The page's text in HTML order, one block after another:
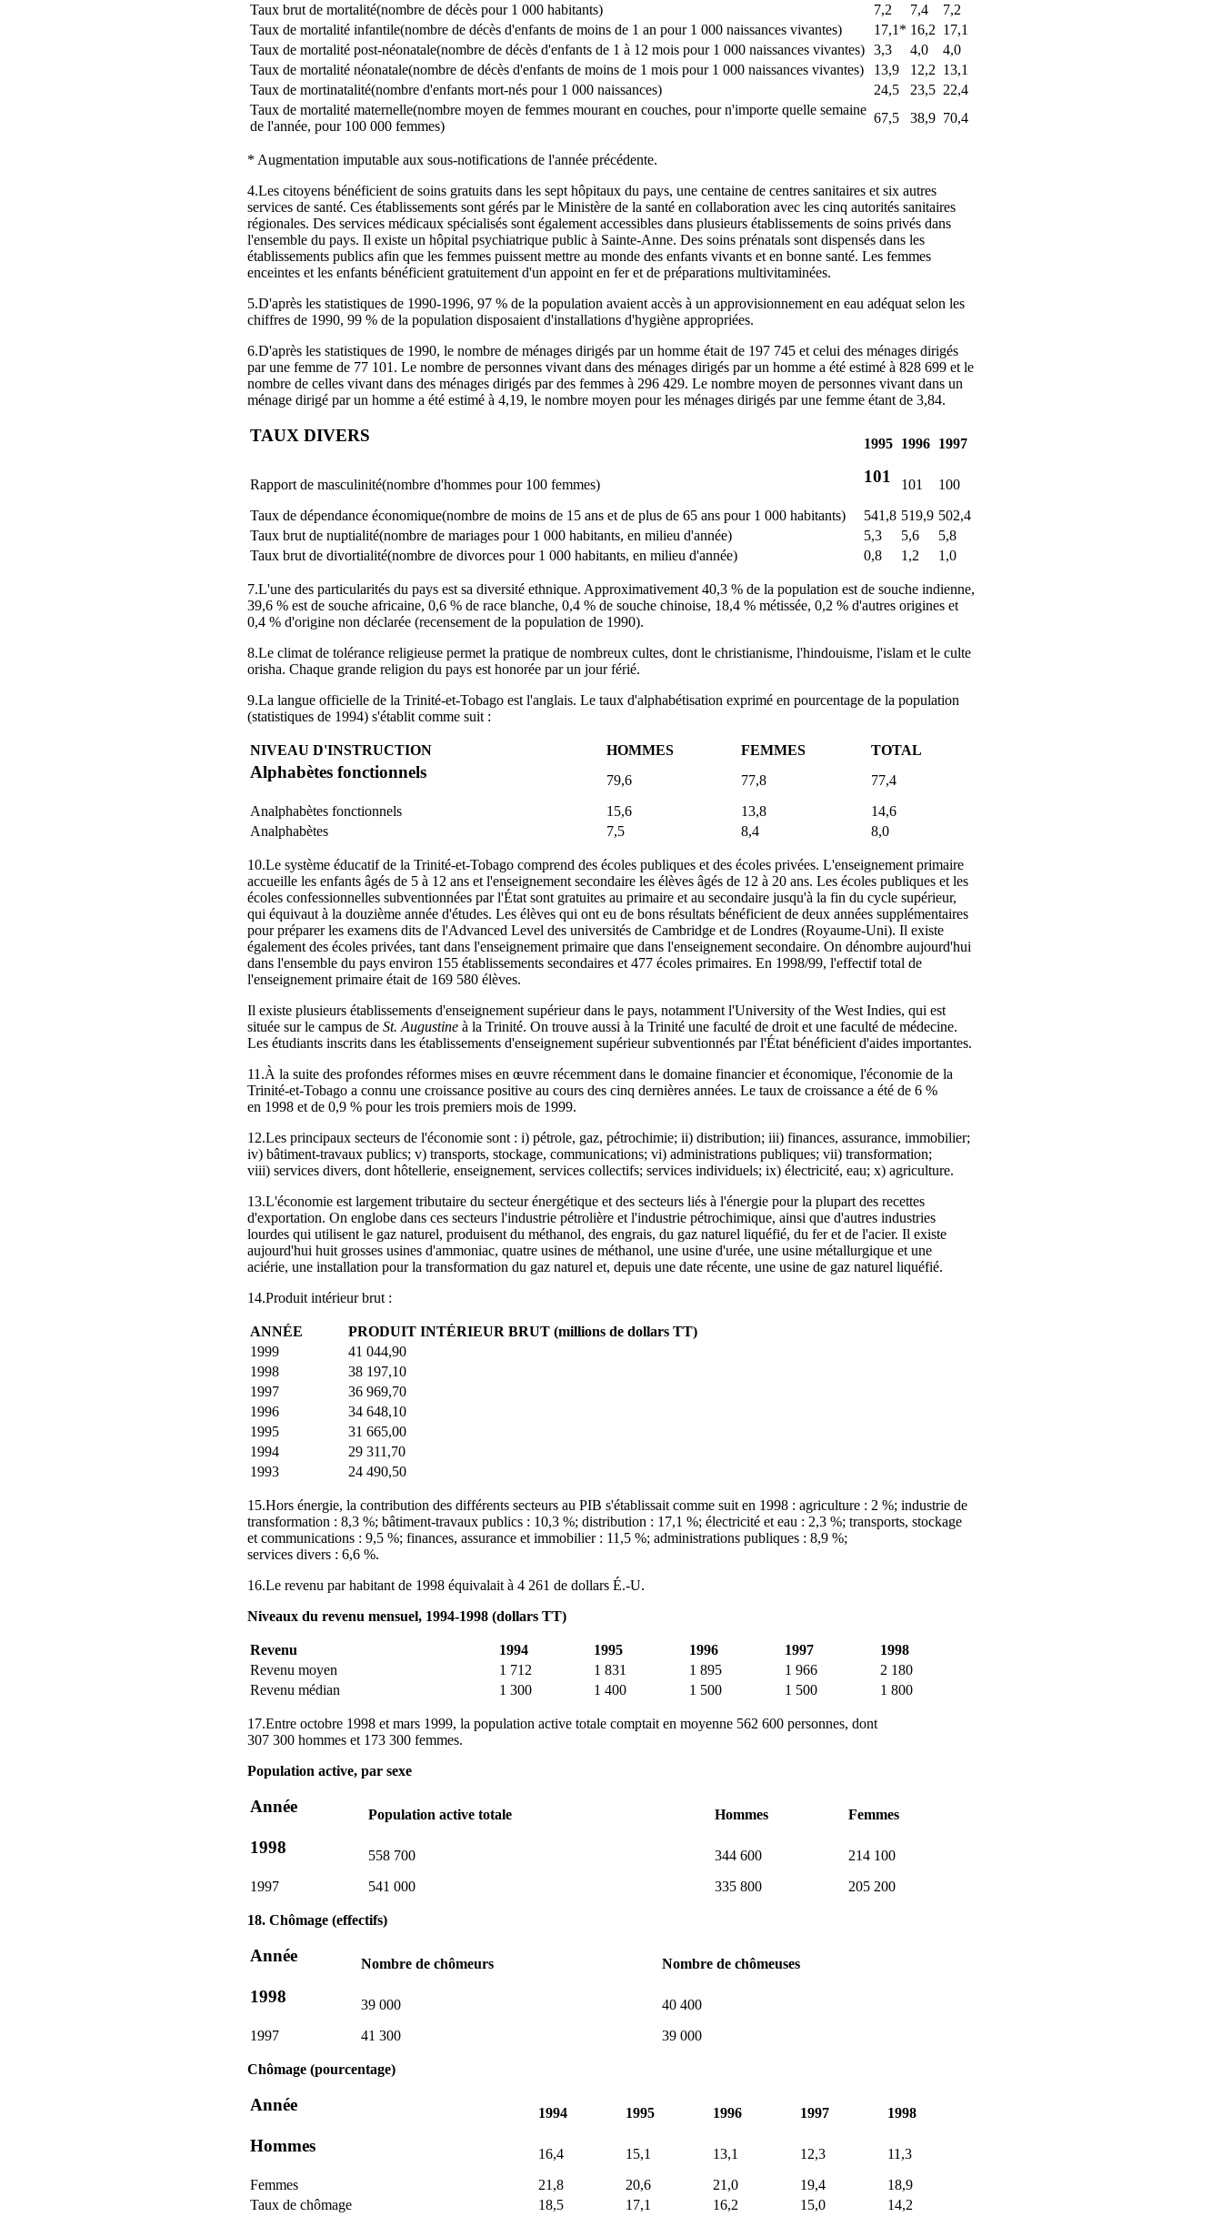
Taux brut de mortalité(nombre de décès pour 1 000 habitants)
7,2 7,4
7,2
Taux de mortalité infantile(nombre de décès d'enfants de moins de 1 an pour 1 000 naissances vivantes)
17,1* 16,2 17,1
Taux de mortalité post‑néonatale(nombre de décès d'enfants de 1 à 12 mois pour 1 000 naissances vivantes) 3,3 4,0
4,0
Taux de mortalité néonatale(nombre de décès d'enfants de moins de 1 mois pour 1 000 naissances vivantes)
13,9 12,2 13,1
Taux de mortinatalité(nombre d'enfants mort‑nés pour 1 000 naissances)
24,5 23,5 22,4
Taux de mortalité maternelle(nombre moyen de femmes mourant en couches, pour n'importe quelle semaine
de l'année, pour 100 000 femmes)
67,5 38,9 70,4
* Augmentation imputable aux sous‑notifications de l'année précédente.
4.Les citoyens bénéficient de soins gratuits dans les sept hôpitaux du pays, une centaine de centres sanitaires et six autres
services de santé. Ces établissements sont gérés par le Ministère de la santé en collaboration avec les cinq autorités sanitaires
régionales. Des services médicaux spécialisés sont également accessibles dans plusieurs établissements de soins privés dans
l'ensemble du pays. Il existe un hôpital psychiatrique public à Sainte‑Anne. Des soins prénatals sont dispensés dans les
établissements publics afin que les femmes puissent mettre au monde des enfants vivants et en bonne santé. Les femmes
enceintes et les enfants bénéficient gratuitement d'un appoint en fer et de préparations multivitaminées.
5.D'après les statistiques de 1990‑1996, 97 % de la population avaient accès à un approvisionnement en eau adéquat selon les
chiffres de 1990, 99 % de la population disposaient d'installations d'hygiène appropriées.
6.D'après les statistiques de 1990, le nombre de ménages dirigés par un homme était de 197 745 et celui des ménages dirigés
par une femme de 77 101. Le nombre de personnes vivant dans des ménages dirigés par un homme a été estimé à 828 699 et le
nombre de celles vivant dans des ménages dirigés par des femmes à 296 429. Le nombre moyen de personnes vivant dans un
ménage dirigé par un homme a été estimé à 4,19, le nombre moyen pour les ménages dirigés par une femme étant de 3,84.
TAUX DIVERS 1995 1996 1997
Rapport de masculinité(nombre d'hommes pour 100 femmes) 101 101
100
Taux de dépendance économique(nombre de moins de 15 ans et de plus de 65 ans pour 1 000 habitants)
541,8 519,9 502,4
Taux brut de nuptialité(nombre de mariages pour 1 000 habitants, en milieu d'année)
5,3 5,6
5,8
Taux brut de divortialité(nombre de divorces pour 1 000 habitants, en milieu d'année)
0,8 1,2 1,0
7.L'une des particularités du pays est sa diversité ethnique. Approximativement 40,3 % de la population est de souche indienne,
39,6 % est de souche africaine, 0,6 % de race blanche, 0,4 % de souche chinoise, 18,4 % métissée, 0,2 % d'autres origines et
0,4 % d'origine non déclarée (recensement de la population de 1990).
8.Le climat de tolérance religieuse permet la pratique de nombreux cultes, dont le christianisme, l'hindouisme, l'islam et le culte
orisha. Chaque grande religion du pays est honorée par un jour férié.
9.La langue officielle de la Trinité-et-Tobago est l'anglais. Le taux d'alphabétisation exprimé en pourcentage de la population
(statistiques de 1994) s'établit comme suit :
NIVEAU D'INSTRUCTION HOMMES FEMMES TOTAL
Alphabètes fonctionnels 79,6 77,8
77,4
Analphabètes fonctionnels
15,6 13,8
14,6
Analphabètes
7,5 8,4 8,0
10.Le système éducatif de la Trinité-et-Tobago comprend des écoles publiques et des écoles privées. L'enseignement primaire
accueille les enfants âgés de 5 à 12 ans et l'enseignement secondaire les élèves âgés de 12 à 20 ans. Les écoles publiques et les
écoles confessionnelles subventionnées par l'État sont gratuites au primaire et au secondaire jusqu'à la fin du cycle supérieur,
qui équivaut à la douzième année d'études. Les élèves qui ont eu de bons résultats bénéficient de deux années supplémentaires
pour préparer les examens dits de l'Advanced Level des universités de Cambridge et de Londres (Royaume-Uni). Il existe
également des écoles privées, tant dans l'enseignement primaire que dans l'enseignement secondaire. On dénombre aujourd'hui
dans l'ensemble du pays environ 155 établissements secondaires et 477 écoles primaires. En 1998/99, l'effectif total de
l'enseignement primaire était de 169 580 élèves.
Il existe plusieurs établissements d'enseignement supérieur dans le pays, notamment l'University of the West Indies, qui est
située sur le campus de St. Augustine à la Trinité. On trouve aussi à la Trinité une faculté de droit et une faculté de médecine.
Les étudiants inscrits dans les établissements d'enseignement supérieur subventionnés par l'État bénéficient d'aides importantes.
11.À la suite des profondes réformes mises en œuvre récemment dans le domaine financier et économique, l'économie de la
Trinité-et-Tobago a connu une croissance positive au cours des cinq dernières années. Le taux de croissance a été de 6 %
en 1998 et de 0,9 % pour les trois premiers mois de 1999.
12.Les principaux secteurs de l'économie sont : i) pétrole, gaz, pétrochimie; ii) distribution; iii) finances, assurance, immobilier;
iv) bâtiment-travaux publics; v) transports, stockage, communications; vi) administrations publiques; vii) transformation;
viii) services divers, dont hôtellerie, enseignement, services collectifs; services individuels; ix) électricité, eau; x) agriculture.
13.L'économie est largement tributaire du secteur énergétique et des secteurs liés à l'énergie pour la plupart des recettes
d'exportation. On englobe dans ces secteurs l'industrie pétrolière et l'industrie pétrochimique, ainsi que d'autres industries
lourdes qui utilisent le gaz naturel, produisent du méthanol, des engrais, du gaz naturel liquéfié, du fer et de l'acier. Il existe
aujourd'hui huit grosses usines d'ammoniac, quatre usines de méthanol, une usine d'urée, une usine métallurgique et une
aciérie, une installation pour la transformation du gaz naturel et, depuis une date récente, une usine de gaz naturel liquéfié.
14.Produit intérieur brut :
ANNÉE
PRODUIT INTÉRIEUR BRUT (millions de dollars TT)
1999
41 044,90
1998
38 197,10
1997
36 969,70
1996
34 648,10
1995
31 665,00
1994
29 311,70
1993
24 490,50
15.Hors énergie, la contribution des différents secteurs au PIB s'établissait comme suit en 1998 : agriculture : 2 %; industrie de
transformation : 8,3 %; bâtiment‑travaux publics : 10,3 %; distribution : 17,1 %; électricité et eau : 2,3 %; transports, stockage
et communications : 9,5 %; finances, assurance et immobilier : 11,5 %; administrations publiques : 8,9 %;
services divers : 6,6 %.
16.Le revenu par habitant de 1998 équivalait à 4 261 de dollars É.-U.
Niveaux du revenu mensuel, 1994-1998 (dollars TT)
Revenu 1994 1995 1996 1997
1998
Revenu moyen
1 712 1 831 1 895 1 966
2 180
Revenu médian
1 300 1 400 1 500 1 500 1 800
17.Entre octobre 1998 et mars 1999, la population active totale comptait en moyenne 562 600 personnes, dont
307 300 hommes et 173 300 femmes.
Population active, par sexe
Année Population active totale Hommes Femmes
1998 558 700 344 600
214 100
1997
541 000 335 800 205 200
18. Chômage (effectifs)
Année Nombre de chômeurs Nombre de chômeuses
1998 39 000
40 400
1997
41 300 39 000
Chômage (pourcentage)
Année 1994 1995 1996 1997 1998
Hommes 16,4 15,1 13,1 12,3
11,3
Femmes
21,8 20,6 21,0 19,4
18,9
Taux de chômage
18,5 17,1 16,2 15,0 14,2